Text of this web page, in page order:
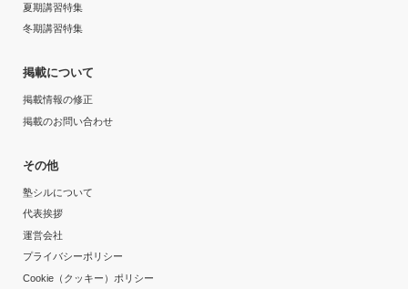
夏期講習特集
冬期講習特集
掲載について
掲載情報の修正
掲載のお問い合わせ
その他
塾シルについて
代表挨拶
運営会社
プライバシーポリシー
Cookie（クッキー）ポリシー